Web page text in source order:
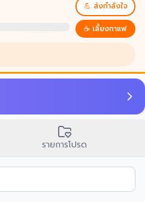
💪 ส่งกำลังใจ
☕ เลี้ยงกาแฟ
รายการโปรด